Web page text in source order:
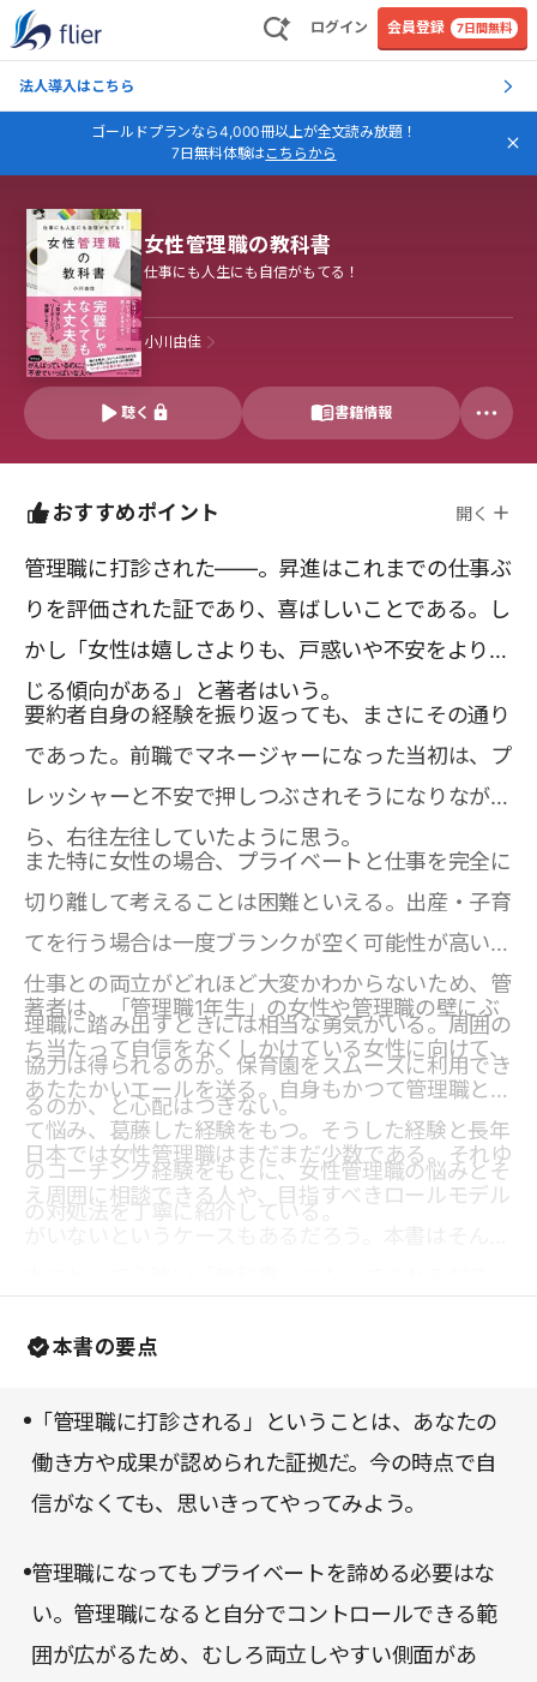
ログイン 会員登録 7日間無料
法人導入はこちら
ゴールドプランなら4,000冊以上が全文読み放題！
7日無料体験はこちらから
女性管理職の教科書
仕事にも人生にも自信がもてる！
小川由佳
聴く 書籍情報
おすすめポイント 開く
管理職に打診された――。昇進はこれまでの仕事ぶ
りを評価された証であり、喜ばしいことである。し
かし「女性は嬉しさよりも、戸惑いや不安をより感
じる傾向がある」と著者はいう。
要約者自身の経験を振り返っても、まさにその通り
であった。前職でマネージャーになった当初は、プ
レッシャーと不安で押しつぶされそうになりなが
ら、右往左往していたように思う。
また特に女性の場合、プライベートと仕事を完全に
切り離して考えることは困難といえる。出産・子育
てを行う場合は一度ブランクが空く可能性が高い。
仕事との両立がどれほど大変かわからないため、管
理職に踏み出すときには相当な勇気がいる。周囲の
協力は得られるのか。保育園をスムーズに利用でき
るのか、と心配はつきない。
著者は、「管理職1年生」の女性や管理職の壁にぶ
ち当たって自信をなくしかけている女性に向けて、
あたたかいエールを送る。自身もかつて管理職とし
て悩み、葛藤した経験をもつ。そうした経験と長年
のコーチング経験をもとに、女性管理職の悩みとそ
の対処法を丁寧に紹介している。
日本では女性管理職はまだまだ少数である。それゆ
え周囲に相談できる人や、目指すべきロールモデル
だ。本書の要点
「管理職に打診される」ということは、あなたの
働き方や成果が認められた証拠だ。今の時点で自
信がなくても、思いきってやってみよう。
管理職になってもプライベートを諦める必要はな
い。管理職になると自分でコントロールできる範
囲が広がるため、むしろ両立しやすい側面があ